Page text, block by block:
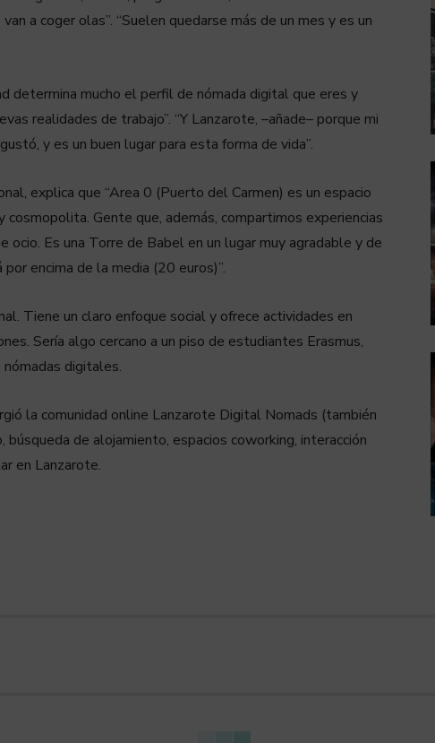
a coger olas”. “Suelen quedarse más de un mes y es un
determina mucho el perfil de nómada digital que eres y
realidades de trabajo”. “Y Lanzarote, –añade– porque mi
y es un buen lugar para esta forma de vida”.
explica que “Area 0 (Puerto del Carmen) es un espacio
Gente que, además, compartimos experiencias
ocio. Es una Torre de Babel en un lugar muy agradable y de
encima de la media (20 euros)”.
Tiene un claro enfoque social y ofrece actividades en
Sería algo cercano a un piso de estudiantes Erasmus,
digitales.
la comunidad online Lanzarote Digital Nomads (también
de alojamiento, espacios coworking, interacción
en Lanzarote.